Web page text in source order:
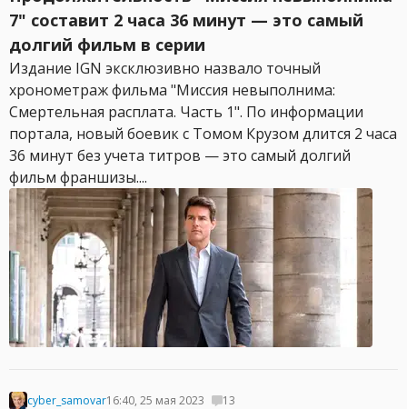
7" составит 2 часа 36 минут — это самый
долгий фильм в серии
Издание IGN эксклюзивно назвало точный
хронометраж фильма "Миссия невыполнима:
Смертельная расплата. Часть 1". По информации
портала, новый боевик с Томом Крузом длится 2 часа
36 минут без учета титров — это самый долгий
фильм франшизы....
cyber_samovar16:40, 25 мая 2023 13